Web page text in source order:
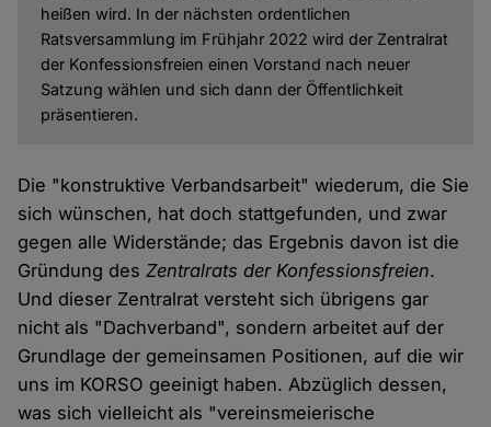
heißen wird. In der nächsten ordentlichen
Ratsversammlung im Frühjahr 2022 wird der Zentralrat
der Konfessionsfreien einen Vorstand nach neuer
Satzung wählen und sich dann der Öffentlichkeit
präsentieren.
Die "konstruktive Verbandsarbeit" wiederum, die Sie
sich wünschen, hat doch stattgefunden, und zwar
gegen alle Widerstände; das Ergebnis davon ist die
Gründung desZentralrats der Konfessionsfreien.
Und dieser Zentralrat versteht sich übrigens gar
nicht als "Dachverband", sondern arbeitet auf der
Grundlage der gemeinsamen Positionen, auf die wir
uns im KORSO geeinigt haben. Abzüglich dessen,
was sich vielleicht als "vereinsmeierische